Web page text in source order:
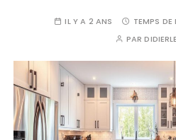
IL Y A 2 ANS TEMPS DE
PAR